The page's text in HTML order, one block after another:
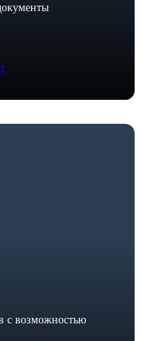
с возможностью